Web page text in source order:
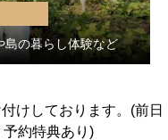
島の暮らし体験など
けしております。(前日
約特典あり)